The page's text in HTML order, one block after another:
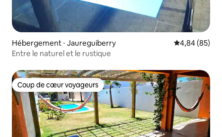
Hébergement ⋅ Jaureguiberry Évaluation
4,84 (85)
Entre le naturel et le rustique
Coup de cœur voyageurs
Coup de cœur voyageurs